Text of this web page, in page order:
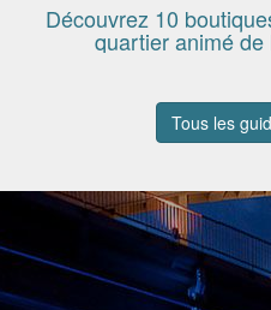
Découvrez 10
quartier animé
Tous les